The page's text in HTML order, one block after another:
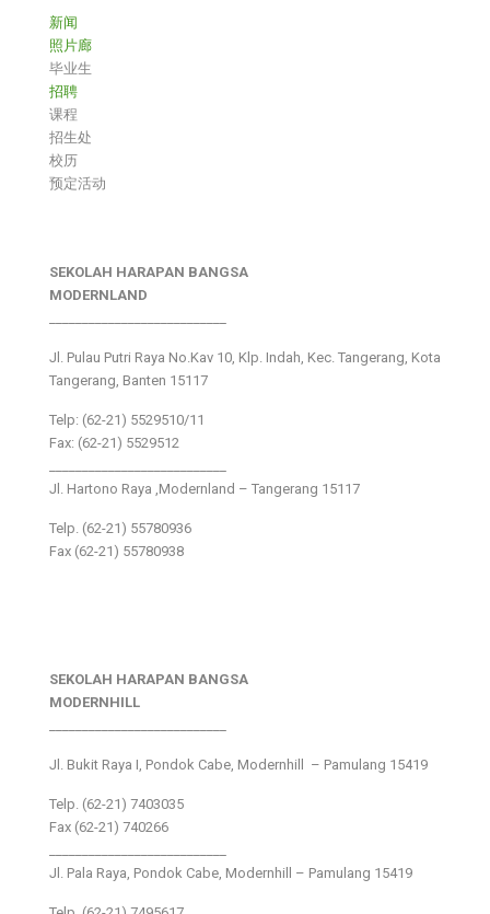
新闻
照片廊
毕业生
招聘
课程
招生处
校历
预定活动
SEKOLAH HARAPAN BANGSA
MODERNLAND
Jl. Pulau Putri Raya No.Kav 10, Klp. Indah, Kec. Tangerang, Kota
Tangerang, Banten 15117
Telp: (62-21) 5529510/11
Fax: (62-21) 5529512
Jl. Hartono Raya ,Modernland – Tangerang 15117
Telp. (62-21) 55780936
Fax (62-21) 55780938
SEKOLAH HARAPAN BANGSA
MODERNHILL
Jl. Bukit Raya I, Pondok Cabe, Modernhill – Pamulang 15419
Telp. (62-21) 7403035
Fax (62-21) 740266
Jl. Pala Raya, Pondok Cabe, Modernhill – Pamulang 15419